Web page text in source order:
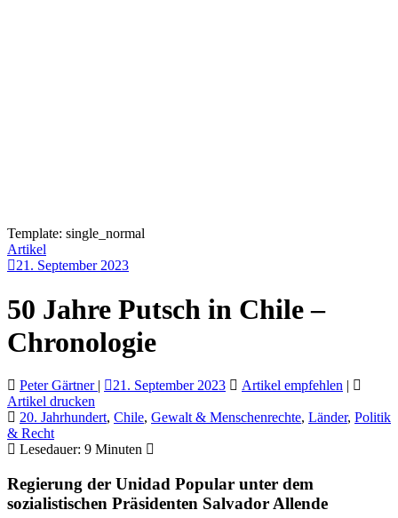
Template: single_normal
Artikel
21. September 2023
50 Jahre Putsch in Chile –
Chronologie
Peter Gärtner | 21. September 2023 Artikel empfehlen |
Artikel drucken
20. Jahrhundert, Chile, Gewalt & Menschenrechte, Länder, Politik
& Recht
Lesedauer: 9 Minuten
Regierung der Unidad Popular unter dem
sozialistischen Präsidenten Salvador Allende